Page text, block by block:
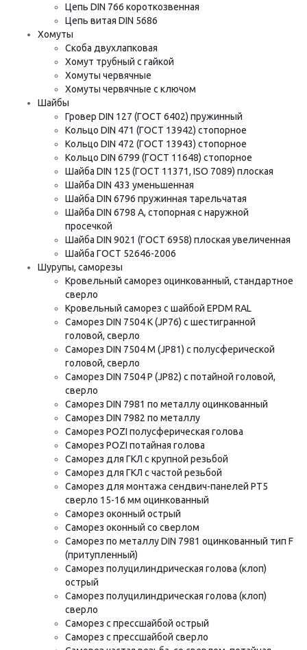
Цепь DIN 766 короткозвенная
Цепь витая DIN 5686
Хомуты
Скоба двухлапковая
Хомут трубный с гайкой
Хомуты червячные
Хомуты червячные с ключом
Шайбы
Гровер DIN 127 (ГОСТ 6402) пружинный
Кольцо DIN 471 (ГОСТ 13942) стопорное
Кольцо DIN 472 (ГОСТ 13943) стопорное
Кольцо DIN 6799 (ГОСТ 11648) стопорное
Шайба DIN 125 (ГОСТ 11371, ISO 7089) плоская
Шайба DIN 433 уменьшенная
Шайба DIN 6796 пружинная тарельчатая
Шайба DIN 6798 A, стопорная с наружной
просечкой
Шайба DIN 9021 (ГОСТ 6958) плоская увеличенная
Шайба ГОСТ 52646-2006
Шурупы, саморезы
Кровельный саморез оцинкованный, стандартное
сверло
Кровельный саморез с шайбой EPDM RAL
Саморез DIN 7504 K (JP76) с шестигранной
головой, сверло
Саморез DIN 7504 M (JP81) с полусферической
головой, сверло
Саморез DIN 7504 P (JP82) с потайной головой,
сверло
Саморез DIN 7981 по металлу оцинкованный
Саморез DIN 7982 по металлу
Саморез POZI полусферическая голова
Саморез POZI потайная голова
Саморез для ГКЛ с крупной резьбой
Саморез для ГКЛ с частой резьбой
Саморез для монтажа сендвич-панелей РТ5
сверло 15-16 мм оцинкованный
Саморез оконный острый
Саморез оконный со сверлом
Саморез по металлу DIN 7981 оцинкованный тип F
(притупленный)
Саморез полуцилиндрическая голова (клоп)
острый
Саморез полуцилиндрическая голова (клоп)
сверло
Саморез с прессшайбой острый
Саморез с прессшайбой сверло